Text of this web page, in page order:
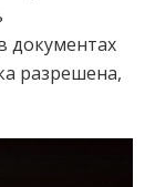
документах
разрешена,